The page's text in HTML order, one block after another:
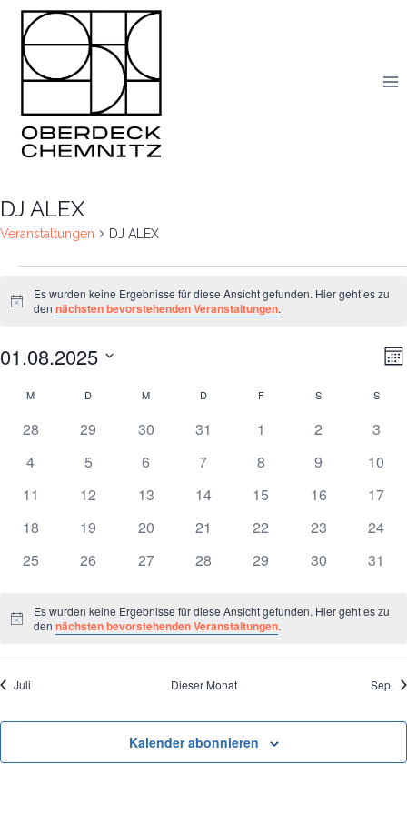
Skip
content
DJ ALEX
Veranstaltungen DJ ALEX
Veranstaltungen
Notice
Es wurden keine Ergebnisse für diese Ansicht gefunden. Hier geht es zu
dennächsten bevorstehenden Veranstaltungen.
01.08.2025
Kalender
von
M D DIENSTAGM MITTWOCHDDONNERSTAG
FFREITAG S S
0
28
0
29
0
30
0
31
0
1
0
2
0
3
0
4
0
5
0
6
0
7
0
8
0
9
0
10
0
11
0
12
0
13
0
14
0
15
0
16
0
17
0
18
0
19
0
20
0
21
0
22
0
23
0
24
0
25
0
26
0
27
0
28
0
29
0
30
0
31
Notice
Es wurden keine Ergebnisse für diese Ansicht gefunden. Hier geht es zu
dennächsten bevorstehenden Veranstaltungen.
Juli Dieser Monat Sep.
Kalender abonnieren